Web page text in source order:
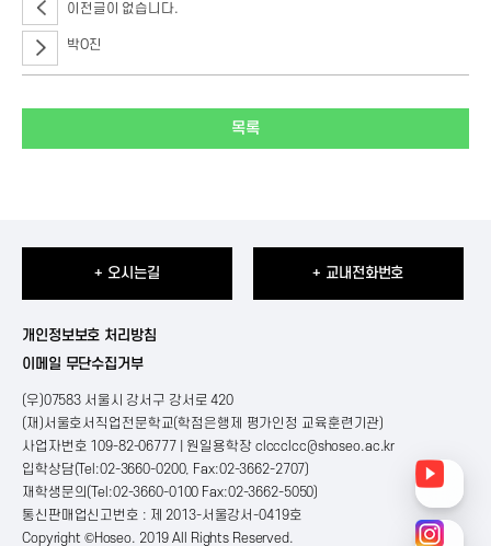
이전글이 없습니다.
박O진
목록
+ 오시는길 + 교내전화번호
개인정보보호 처리방침
이메일 무단수집거부
(우)07583 서울시 강서구 강서로 420
(재)서울호서직업전문학교(학점은행제 평가인정 교육훈련기관)
사업자번호 109-82-06777 | 원일용학장 clccclcc@shoseo.ac.kr
입학상담(Tel:02-3660-0200, Fax:02-3662-2707)
재학생문의(Tel:02-3660-0100 Fax:02-3662-5050)
통신판매업신고번호 : 제 2013-서울강서-0419호
Copyright ©Hoseo. 2019 All Rights Reserved.